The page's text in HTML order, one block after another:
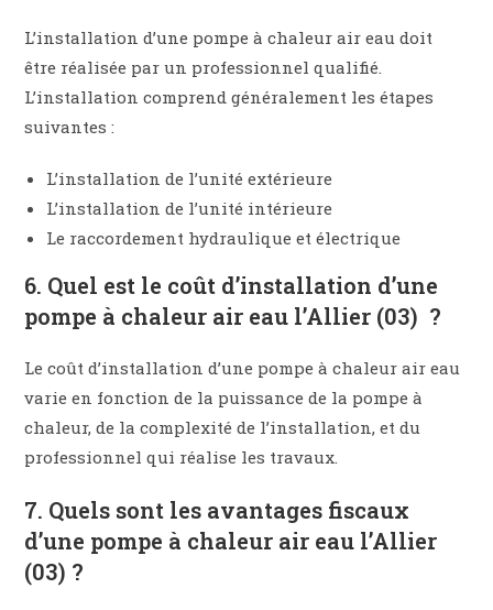
L’installation d’une pompe à chaleur air eau doit
être réalisée par un professionnel qualifié.
L’installation comprend généralement les étapes
suivantes :
L’installation de l’unité extérieure
L’installation de l’unité intérieure
Le raccordement hydraulique et électrique
6. Quel est le coût d’installation d’une
pompe à chaleur air eau l’Allier (03) ?
Le coût d’installation d’une pompe à chaleur air eau
varie en fonction de la puissance de la pompe à
chaleur, de la complexité de l’installation, et du
professionnel qui réalise les travaux.
7. Quels sont les avantages fiscaux
d’une pompe à chaleur air eau l’Allier
(03) ?